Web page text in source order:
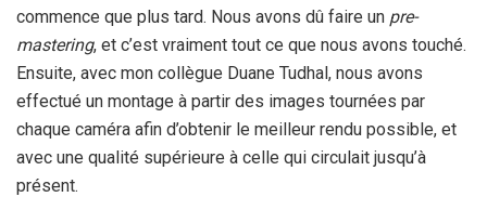
commence que plus tard. Nous avons dû faire un pre-
mastering, et c’est vraiment tout ce que nous avons touché.
Ensuite, avec mon collègue Duane Tudhal, nous avons
effectué un montage à partir des images tournées par
chaque caméra afin d’obtenir le meilleur rendu possible, et
avec une qualité supérieure à celle qui circulait jusqu’à
présent.